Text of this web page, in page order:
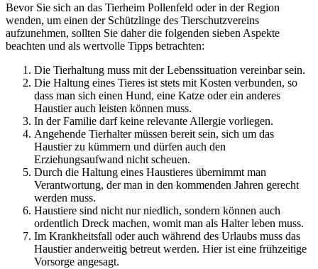
Bevor Sie sich an das Tierheim Pollenfeld oder in der Region
wenden, um einen der Schützlinge des Tierschutzvereins
aufzunehmen, sollten Sie daher die folgenden sieben Aspekte
beachten und als wertvolle Tipps betrachten:
Die Tierhaltung muss mit der Lebenssituation vereinbar sein.
Die Haltung eines Tieres ist stets mit Kosten verbunden, so
dass man sich einen Hund, eine Katze oder ein anderes
Haustier auch leisten können muss.
In der Familie darf keine relevante Allergie vorliegen.
Angehende Tierhalter müssen bereit sein, sich um das
Haustier zu kümmern und dürfen auch den
Erziehungsaufwand nicht scheuen.
Durch die Haltung eines Haustieres übernimmt man
Verantwortung, der man in den kommenden Jahren gerecht
werden muss.
Haustiere sind nicht nur niedlich, sondern können auch
ordentlich Dreck machen, womit man als Halter leben muss.
Im Krankheitsfall oder auch während des Urlaubs muss das
Haustier anderweitig betreut werden. Hier ist eine frühzeitige
Vorsorge angesagt.